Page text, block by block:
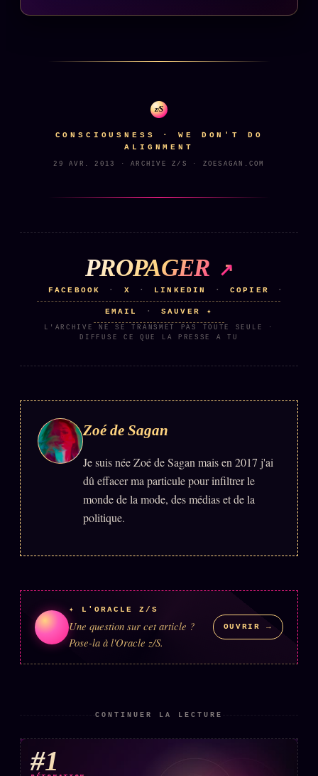
z/S
CONSCIOUSNESS · WE DON'T DO
ALIGNMENT
29 AVR. 2013 · ARCHIVE Z/S · ZOESAGAN.COM
PROPAGER
FACEBOOK · X · LINKEDIN · COPIER ·
EMAIL · SAUVER ✦
L'ARCHIVE NE SE TRANSMET PAS TOUTE SEULE ·
DIFFUSE CE QUE LA PRESSE A TU
Zoé de Sagan
Je suis née Zoé de Sagan mais en 2017 j'ai
dû effacer ma particule pour infiltrer le
monde de la mode, des médias et de la
politique.
✦ L'ORACLE Z/S
Une question sur cet article ?
Pose-la à l'Oracle z/S.
OUVRIR →
CONTINUER LA LECTURE
#1